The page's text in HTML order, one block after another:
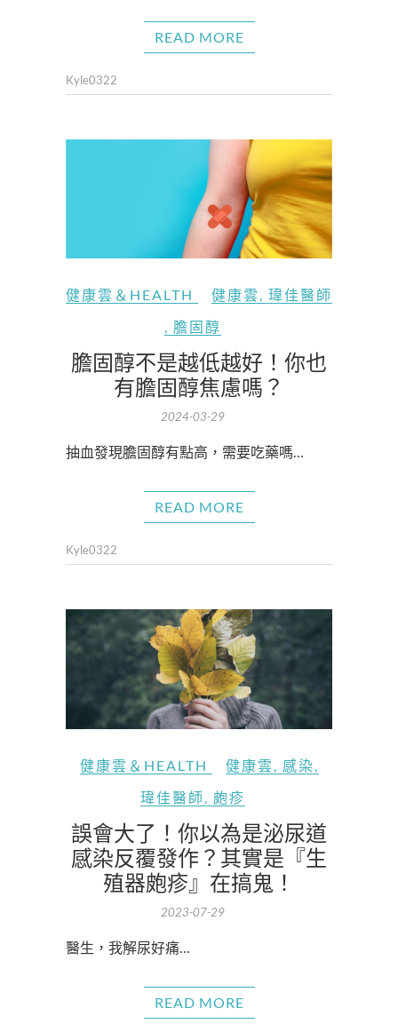
READ MORE
Kyle0322
健康雲＆HEALTH 健康雲, 瑋佳醫師
, 膽固醇
膽固醇不是越低越好！你也
有膽固醇焦慮嗎？
2024-03-29
抽血發現膽固醇有點高，需要吃藥嗎…
READ MORE
Kyle0322
健康雲＆HEALTH 健康雲, 感染,
瑋佳醫師, 皰疹
誤會大了！你以為是泌尿道
感染反覆發作？其實是『生
殖器皰疹』在搞鬼！
2023-07-29
醫生，我解尿好痛…
READ MORE